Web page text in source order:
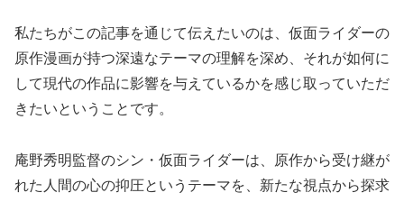
私たちがこの記事を通じて伝えたいのは、仮面ライダーの
原作漫画が持つ深遠なテーマの理解を深め、それが如何に
して現代の作品に影響を与えているかを感じ取っていただ
きたいということです。
庵野秀明監督のシン・仮面ライダーは、原作から受け継が
れた人間の心の抑圧というテーマを、新たな視点から探求